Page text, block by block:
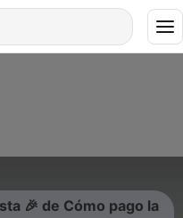
🎉 de Cómo pago la